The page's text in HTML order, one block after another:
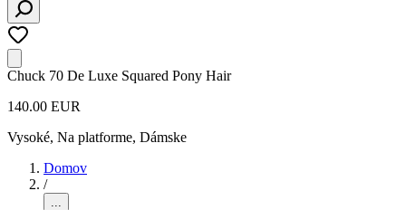
Chuck 70 De Luxe Squared Pony Hair
140.00 EUR
Vysoké, Na platforme, Dámske
Domov
/
...